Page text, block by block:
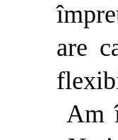
are
Am